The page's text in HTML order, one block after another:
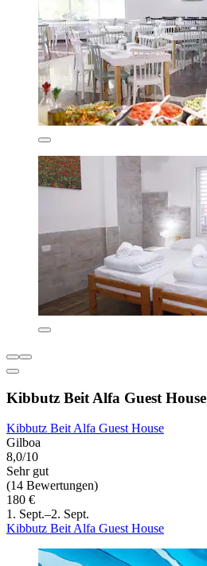
Kibbutz Beit Alfa Guest House
Kibbutz Beit Alfa Guest House
Gilboa
8,0/10
Sehr gut
(14 Bewertungen)
180 €
1. Sept.–2. Sept.
Kibbutz Beit Alfa Guest House